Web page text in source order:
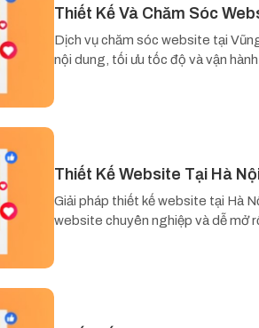
Thiết Kế Và Chăm Sóc
Dịch vụ chăm sóc website tại
nội dung, tối ưu tốc độ và vận
Thiết Kế Website Tại Hà
Giải pháp thiết kế website tại Hà
website chuyên nghiệp và dễ mở